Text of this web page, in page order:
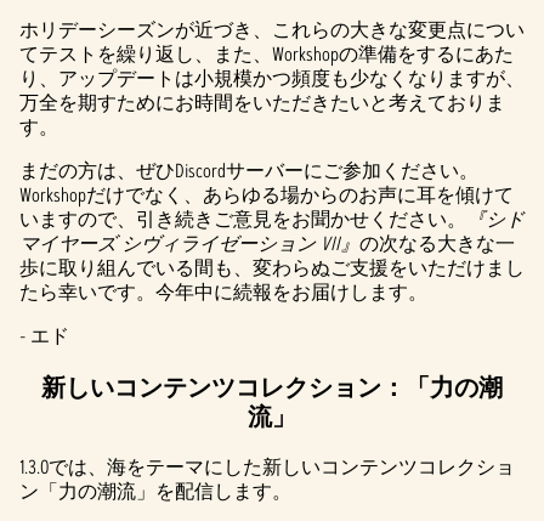
ホリデーシーズンが近づき、これらの大きな変更点につい
てテストを繰り返し、また、Workshopの準備をするにあた
り、アップデートは小規模かつ頻度も少なくなりますが、
万全を期すためにお時間をいただきたいと考えておりま
す。
まだの方は、ぜひDiscordサーバーにご参加ください。
Workshopだけでなく、あらゆる場からのお声に耳を傾けて
いますので、引き続きご意見をお聞かせください。
『シド
マイヤーズ シヴィライゼーション VII』 の次なる大きな一
歩に取り組んでいる間も、変わらぬご支援をいただけまし
たら幸いです。今年中に続報をお届けします。
- エド
新しいコンテンツコレクション：「力の潮
流」
1.3.0では、海をテーマにした新しいコンテンツコレクショ
ン「力の潮流」を配信します。